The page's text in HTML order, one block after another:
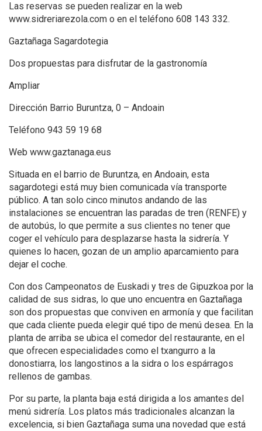
Las reservas se pueden realizar en la web
www.sidreriarezola.com o en el teléfono 608 143 332.
Gaztañaga Sagardotegia
Dos propuestas para disfrutar de la gastronomía
Ampliar
Dirección Barrio Buruntza, 0 – Andoain
Teléfono 943 59 19 68
Web www.gaztanaga.eus
Situada en el barrio de Buruntza, en Andoain, esta
sagardotegi está muy bien comunicada vía transporte
público. A tan solo cinco minutos andando de las
instalaciones se encuentran las paradas de tren (RENFE) y
de autobús, lo que permite a sus clientes no tener que
coger el vehículo para desplazarse hasta la sidrería. Y
quienes lo hacen, gozan de un amplio aparcamiento para
dejar el coche.
Con dos Campeonatos de Euskadi y tres de Gipuzkoa por la
calidad de sus sidras, lo que uno encuentra en Gaztañaga
son dos propuestas que conviven en armonía y que facilitan
que cada cliente pueda elegir qué tipo de menú desea. En la
planta de arriba se ubica el comedor del restaurante, en el
que ofrecen especialidades como el txangurro a la
donostiarra, los langostinos a la sidra o los espárragos
rellenos de gambas.
Por su parte, la planta baja está dirigida a los amantes del
menú sidrería. Los platos más tradicionales alcanzan la
excelencia, si bien Gaztañaga suma una novedad que está